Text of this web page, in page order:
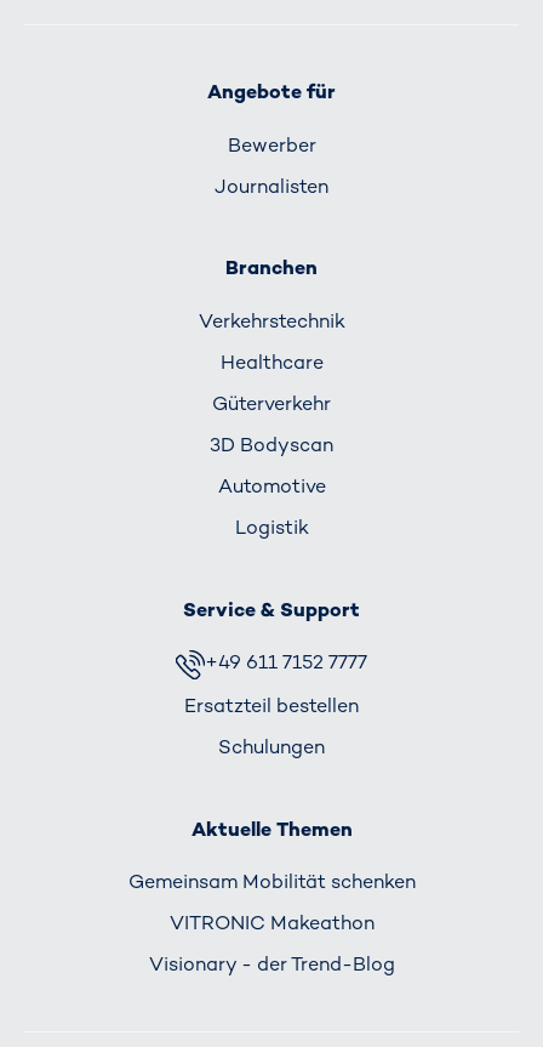
Angebote für
Bewerber
Journalisten
Branchen
Verkehrs­technik
Healthcare
Güterverkehr
3D Bodyscan
Automotive
Logistik
Service & Support
+49 611 7152 7777
Ersatzteil bestellen
Schulungen
Aktuelle Themen
Gemeinsam Mobilität schenken
VITRONIC Makeathon
Visionary - der Trend-Blog